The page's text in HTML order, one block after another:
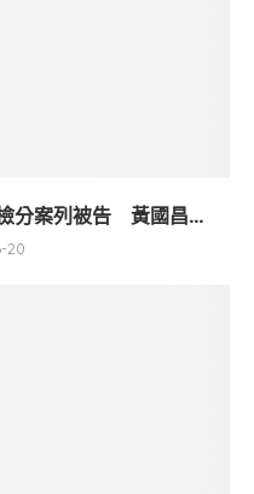
分案列被告 黃國昌...
20